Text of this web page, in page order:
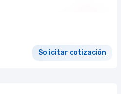
Solicitar cotización